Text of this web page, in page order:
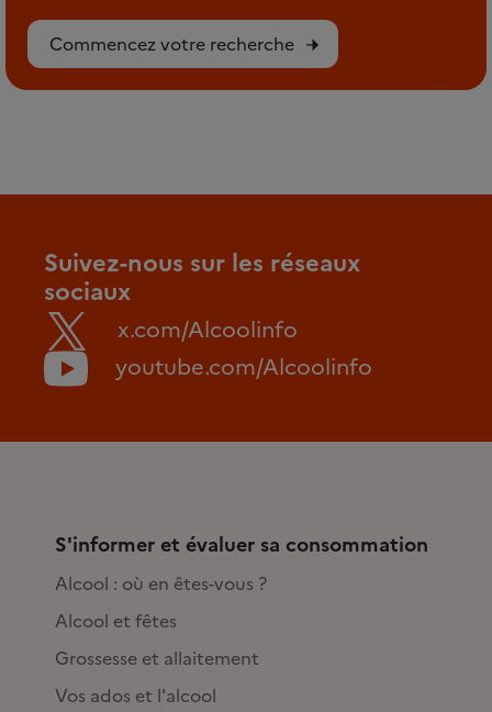
Commencez votre recherche
Suivez-nous sur les réseaux
sociaux
x.com/Alcoolinfo
youtube.com/Alcoolinfo
S'informer et évaluer sa consommation
Alcool : où en êtes-vous ?
Alcool et fêtes
Grossesse et allaitement
Vos ados et l'alcool